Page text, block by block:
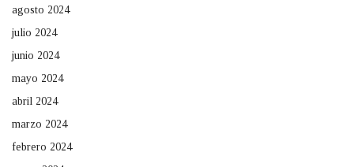
agosto 2024
julio 2024
junio 2024
mayo 2024
abril 2024
marzo 2024
febrero 2024